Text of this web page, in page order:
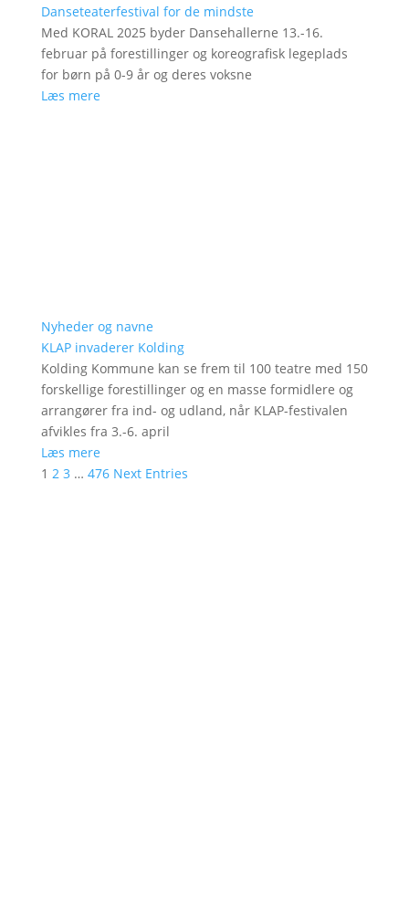
Danseteaterfestival for de mindste
Med KORAL 2025 byder Dansehallerne 13.-16.
februar på forestillinger og koreografisk legeplads
for børn på 0-9 år og deres voksne
Læs mere
Nyheder og navne
KLAP invaderer Kolding
Kolding Kommune kan se frem til 100 teatre med 150
forskellige forestillinger og en masse formidlere og
arrangører fra ind- og udland, når KLAP-festivalen
afvikles fra 3.-6. april
Læs mere
1 2 3 … 476 Next Entries